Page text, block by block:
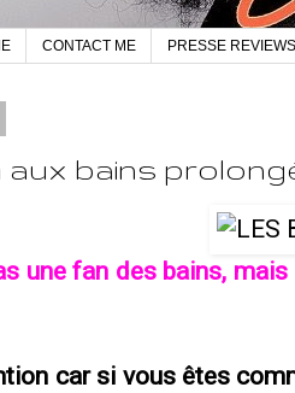
CONTACT ME PRESSE REVIEWS
aux bains
une fan des bains,
car si vous êtes